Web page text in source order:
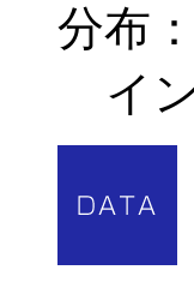
分布：
イ